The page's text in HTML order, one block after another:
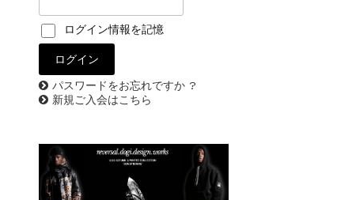
ログイン情報を記憶
パスワードをお忘れですか ?
新規ご入会はこちら